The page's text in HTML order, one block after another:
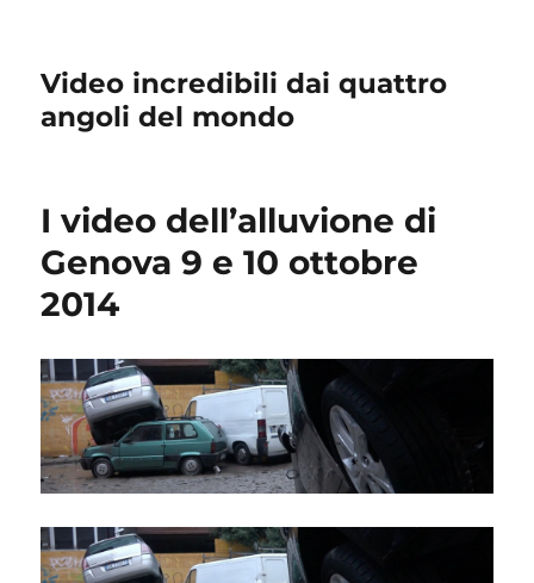
Video incredibili dai quattro
angoli del mondo
I video dell’alluvione di
Genova 9 e 10 ottobre
2014